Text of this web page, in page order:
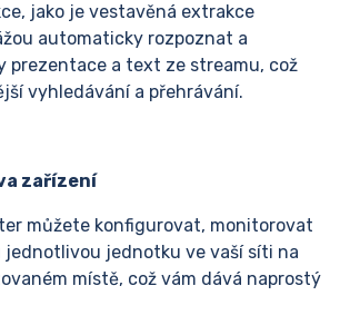
jako je vestavěná extrakce
automaticky rozpoznat a
prezentace a text ze streamu, což
vyhledávání a přehrávání.
zařízení
můžete konfigurovat, monitorovat
jednotlivou jednotku ve vaší síti na
místě, což vám dává naprostý